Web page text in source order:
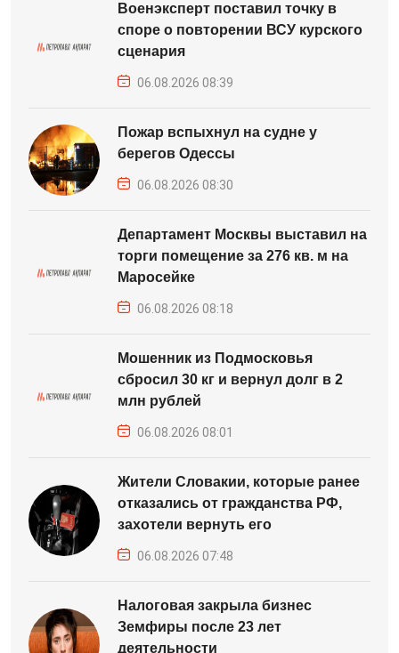
Военэксперт поставил точку в
споре о повторении ВСУ курского
сценария
06.08.2026 08:39
Пожар вспыхнул на судне у
берегов Одессы
06.08.2026 08:30
Департамент Москвы выставил на
торги помещение за 276 кв. м на
Маросейке
06.08.2026 08:18
Мошенник из Подмосковья
сбросил 30 кг и вернул долг в 2
млн рублей
06.08.2026 08:01
Жители Словакии, которые ранее
отказались от гражданства РФ,
захотели вернуть его
06.08.2026 07:48
Налоговая закрыла бизнес
Земфиры после 23 лет
деятельности